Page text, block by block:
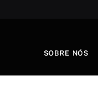
SOBRE NÓS